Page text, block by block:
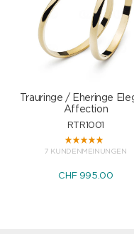
Trauringe / Eheringe
Affection
RTR1001
7 KUNDENMEINUNGEN
CHF 995.00